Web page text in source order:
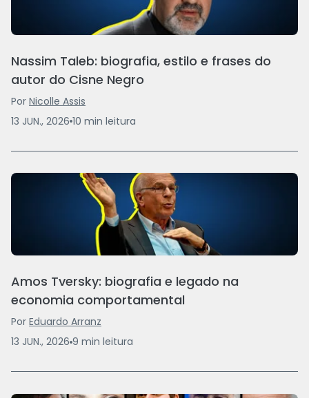
Nassim Taleb: biografia, estilo e frases do
autor do Cisne Negro
Por Nicolle Assis
13 JUN., 2026 10 min leitura
Amos Tversky: biografia e legado na
economia comportamental
Por Eduardo Arranz
13 JUN., 2026 9 min leitura